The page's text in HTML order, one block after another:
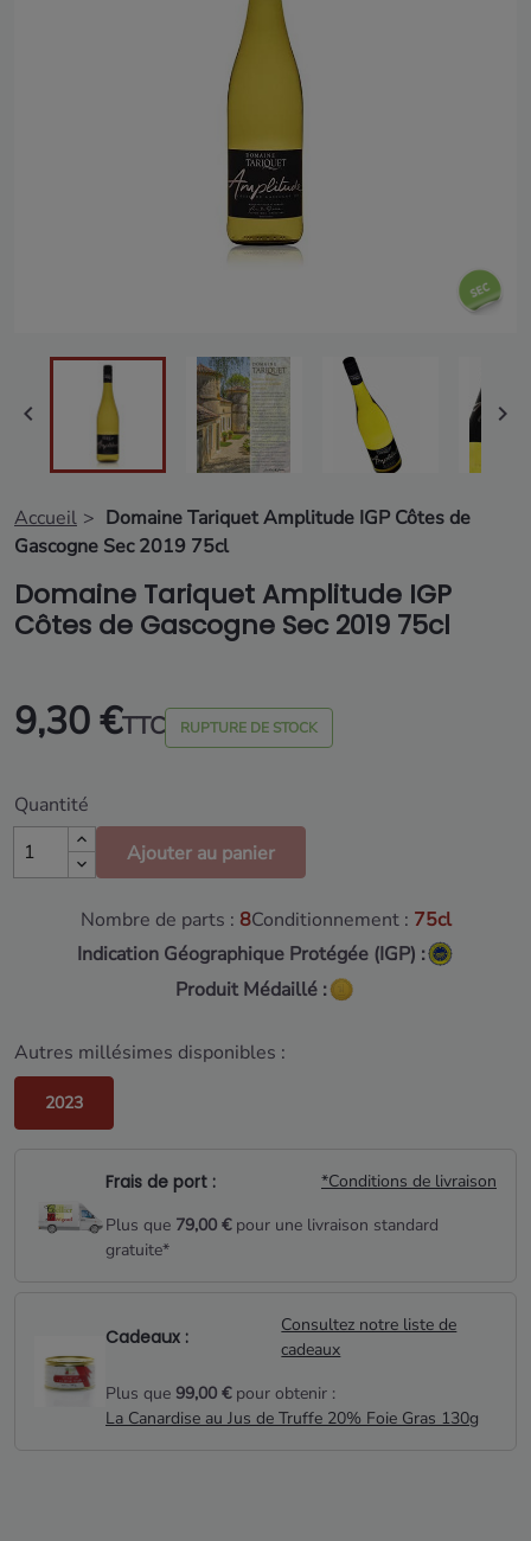
 
Accueil
Domaine Tariquet Amplitude IGP Côtes de
Gascogne Sec 2019 75cl
Domaine Tariquet Amplitude IGP
Côtes de Gascogne Sec 2019 75cl
9,30 €TTC RUPTURE DE STOCK
Quantité
Ajouter au panier
Nombre de parts : 8Conditionnement : 75cl
Indication Géographique Protégée (IGP) :
Produit Médaillé :
Autres millésimes disponibles :
2023
Frais de port :
*Conditions de livraison
Plus que 79,00 €pour une livraison standard
gratuite*
Cadeaux :
Consultez notre liste de
cadeaux
Plus que 99,00 €pour obtenir :
La Canardise au Jus de Truffe 20% Foie Gras 130g